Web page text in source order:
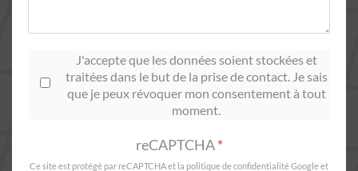
Consentement*
J'accepte que les données soient stockées et
traitées dans le but de la prise de contact. Je sais
que je peux révoquer mon consentement à tout
moment.
reCAPTCHA*
Ce site est protégé par reCAPTCHA et la politique de confidentialitéGoogleet